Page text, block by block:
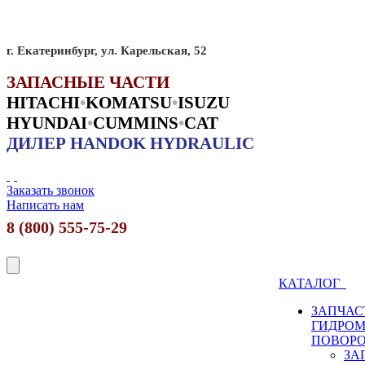
г. Екатеринбург, ул. Карельская, 52
ЗАПАСНЫЕ ЧАСТИ
HITACHI•KOMATSU•ISUZU
HYUNDAI•CUMMINS•CAT
ДИЛЕР HANDOK HYDRAULIC
Заказать звонок
Написать нам
8 (800) 555-75-29
КАТАЛОГ